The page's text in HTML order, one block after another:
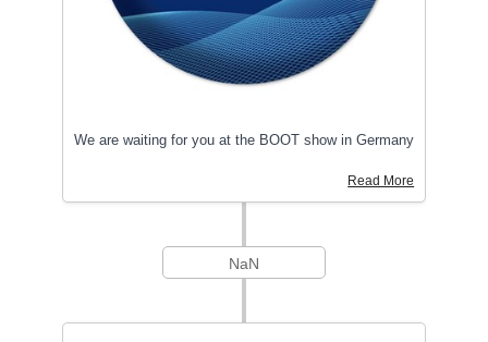
We are waiting for you at the BOOT show in Germany
Read More
NaN